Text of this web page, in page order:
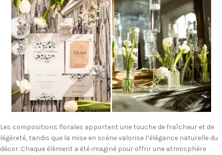
Les compositions florales apportent une touche de fraîcheur et de
légèreté, tandis que la mise en scène valorise l’élégance naturelle du
décor. Chaque élément a été imaginé pour offrir une atmosphère